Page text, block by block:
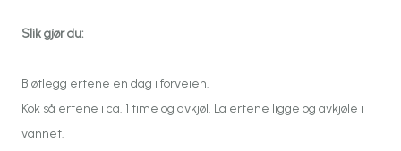
Slik gjør du:
Bløtlegg ertene en dag i forveien.
Kok så ertene i ca. 1 time og avkjøl. La ertene ligge og avkjøle i
vannet.